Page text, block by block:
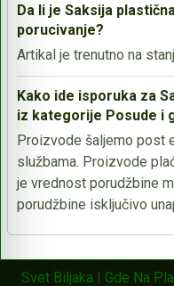
Da li je Saksija
porucivanje?
Artikal je trenutno na
Kako ide isporuka za
iz kategorije Posude i
Proizvode šaljemo post
službama. Proizvode
je vrednost porudžbine
porudžbine isključivo
Svet Biljaka | Gde Na